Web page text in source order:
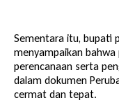
Sementara itu, bupati
menyampaikan
perencanaan serta
dalam dokumen
cermat dan tepat.